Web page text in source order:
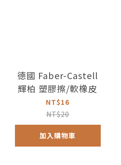
德國 Faber-Castell
輝柏 塑膠擦/軟橡皮
NT$16
NT$20
加入購物車